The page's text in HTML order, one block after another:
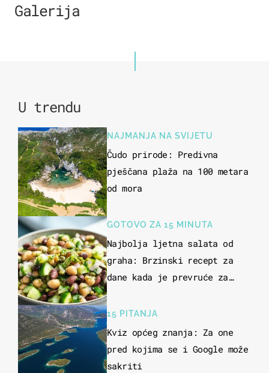
Galerija
U trendu
NAJMANJA NA SVIJETU
Čudo prirode: Predivna
pješčana plaža na 100 metara
od mora
GOTOVO ZA 15 MINUTA
Najbolja ljetna salata od
graha: Brzinski recept za
dane kada je prevruće za
15 PITANJA
Kviz općeg znanja: Za one
pred kojima se i Google može
sakriti